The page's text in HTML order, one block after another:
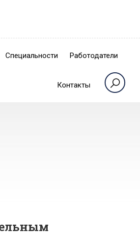
Специальности Работодатели
Контакты